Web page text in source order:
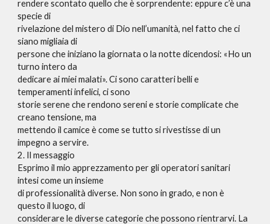
rendere scontato quello che è sorprendente: eppure c’è una
specie di
rivelazione del mistero di Dio nell’umanità, nel fatto che ci
siano migliaia di
persone che iniziano la giornata o la notte dicendosi: «Ho un
turno intero da
dedicare ai miei malati». Ci sono caratteri belli e
temperamenti infelici, ci sono
storie serene che rendono sereni e storie complicate che
creano tensione, ma
mettendo il camice è come se tutto si rivestisse di un
impegno a servire.
2. Il messaggio
Esprimo il mio apprezzamento per gli operatori sanitari
intesi come un insieme
di professionalità diverse. Non sono in grado, e non è
questo il luogo, di
considerare le diverse categorie che possono rientrarvi. La